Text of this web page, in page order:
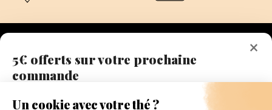
Du lundi au vendredi de 12h à 19h
×
5€ offerts sur votre prochaine
commande
Inscrivez vous a notre newsletter et recevez